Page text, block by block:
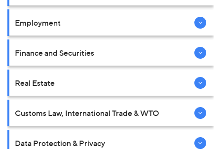
Employment
Finance and Securities
Real Estate
Customs Law, International Trade & WTO
Data Protection & Privacy